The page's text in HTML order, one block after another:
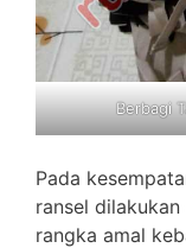
Berbagi
Pada
ransel
rangka amal